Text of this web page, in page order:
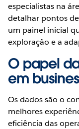
especialistas na
detalhar pontos
um painel inicial
exploração e a
O papel
em
Os dados são o
melhores
eficiência das